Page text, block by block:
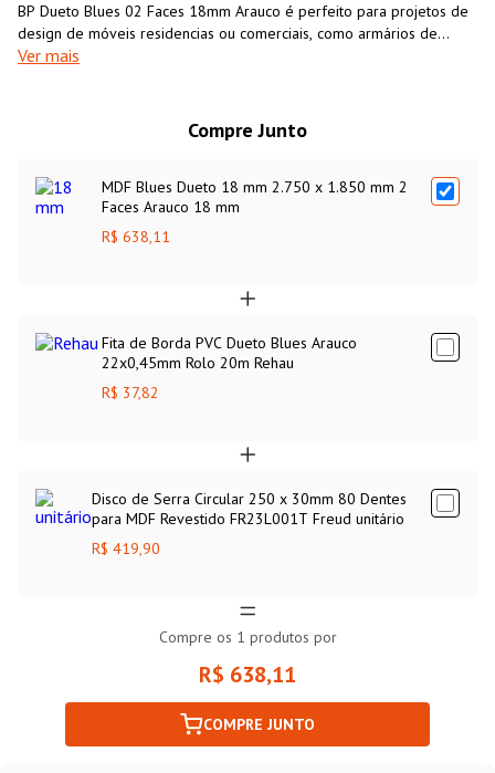
BP Dueto Blues 02 Faces 18mm Arauco é perfeito para projetos de
design de móveis residencias ou comerciais, como armários de
cozinha, closets, revestimento de paredes, entre outros. É um
opção ecológicamente sustentável, fabricado 100% com madeira de
florestas cultivadas para essa finalidade.
Ver mais
Compre Junto
MDF Blues Dueto 18 mm 2.750 x 1.850 mm 2
Faces Arauco 18 mm
R$ 638,11
Fita de Borda PVC Dueto Blues Arauco
22x0,45mm Rolo 20m Rehau
R$ 37,82
Disco de Serra Circular 250 x 30mm 80 Dentes
para MDF Revestido FR23L001T Freud unitário
R$ 419,90
Compre os 1 produtos por
R$ 638,11
COMPRE JUNTO